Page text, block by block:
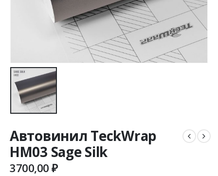
Автовинил TeckWrap
HM03 Sage Silk
3700,00₽